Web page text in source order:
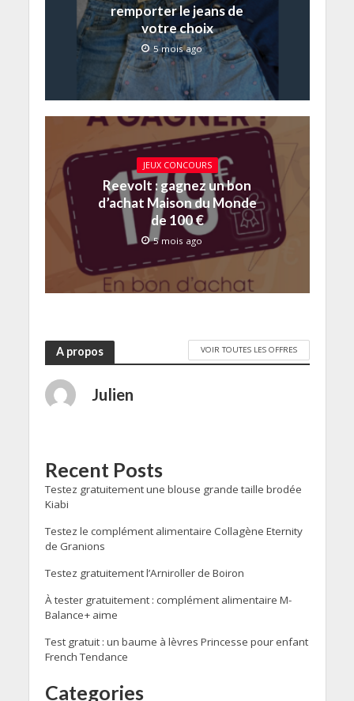
remporter le jeans de
votre choix
5 mois ago
JEUX CONCOURS
Reevolt : gagnez un bon
d’achat Maison du Monde
de 100 €
5 mois ago
A propos VOIR TOUTES LES OFFRES
Julien
Recent Posts
Testez gratuitement une blouse grande taille brodée
Kiabi
Testez le complément alimentaire Collagène Eternity
de Granions
Testez gratuitement l’Arniroller de Boiron
À tester gratuitement : complément alimentaire M-
Balance+ aime
Test gratuit : un baume à lèvres Princesse pour enfant
French Tendance
Categories